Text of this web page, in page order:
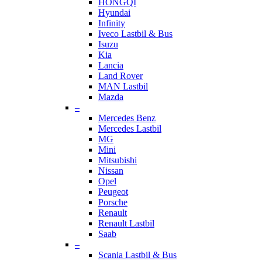
HONGQI
Hyundai
Infinity
Iveco Lastbil & Bus
Isuzu
Kia
Lancia
Land Rover
MAN Lastbil
Mazda
–
Mercedes Benz
Mercedes Lastbil
MG
Mini
Mitsubishi
Nissan
Opel
Peugeot
Porsche
Renault
Renault Lastbil
Saab
–
Scania Lastbil & Bus